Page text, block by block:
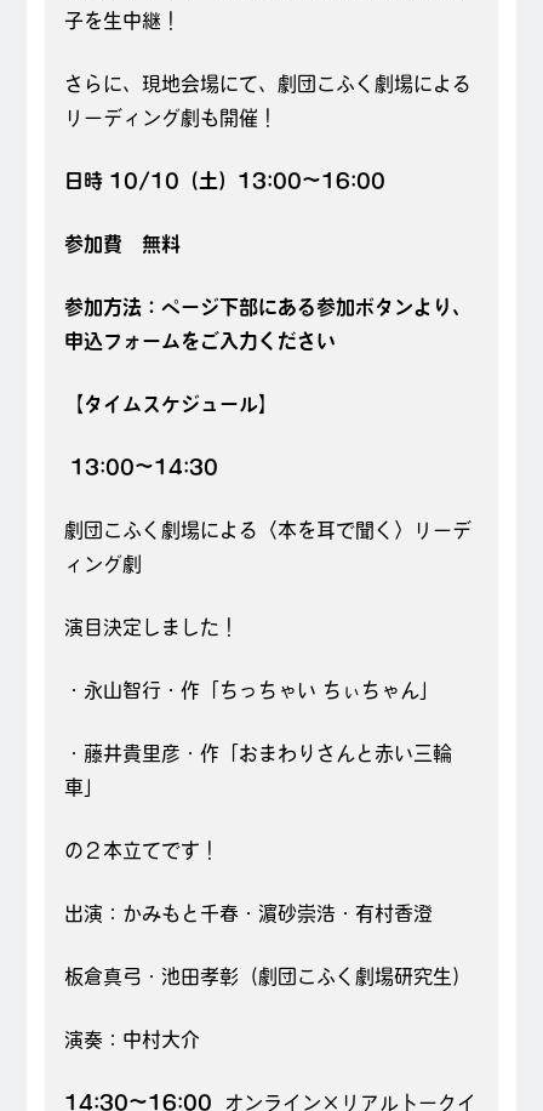
子を生中継！
​さらに、現地会場にて、劇団こふく劇場による
リーディング劇も開催！
日時 10/10（土）13:00〜16:00​
参加費 無料
​​参加方法：ページ下部にある参加ボタンより、
申込フォームをご入力ください
【タイムスケジュール】
13:00～14:30
劇団こふく劇場による〈本を耳で聞く〉リーデ
ィング劇
演目決定しました！
・永山智行・作「ちっちゃい ちぃちゃん」
・藤井貴里彦・作「おまわりさんと赤い三輪
車」
の２本立てです！
出演：かみもと千春・濵砂崇浩・有村香澄
板倉真弓・池田孝彰（劇団こふく劇場研究生）
演奏：中村大介
14:30～16:00 オンライン×リアルトークイ